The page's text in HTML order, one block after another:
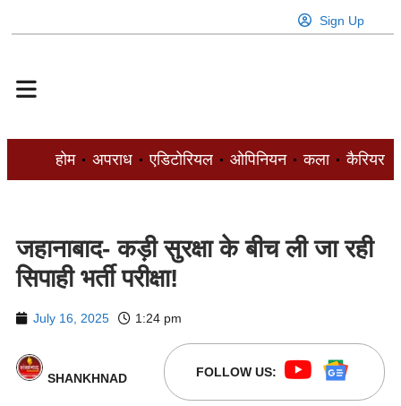
Sign Up
होम अपराध एडिटोरियल ओपिनियन कला कैरियर
जहानाबाद- कड़ी सुरक्षा के बीच ली जा रही
सिपाही भर्ती परीक्षा!
July 16, 2025 1:24 pm
SHANKHNAD FOLLOW US: